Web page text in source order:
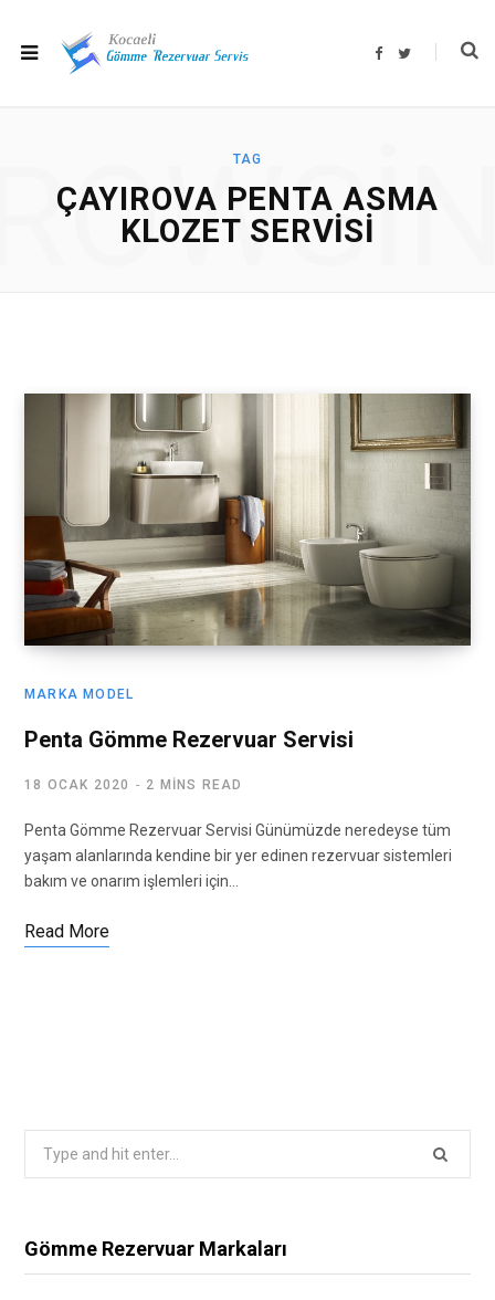
F
T
TAG
ÇAYIROVA PENTA ASMA
KLOZET SERVISI
MARKA MODEL
Penta Gömme Rezervuar Servisi
18 OCAK 2020 2 MINS READ
Penta Gömme Rezervuar Servisi Günümüzde neredeyse tüm
yaşam alanlarında kendine bir yer edinen rezervuar sistemleri
bakım ve onarım işlemleri için…
Read More
Gömme Rezervuar Markaları